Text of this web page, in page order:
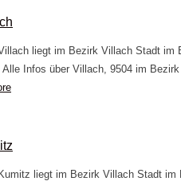
liegt im Bezirk Villach Stadt im
Alle Infos über Villach, 9504 im
liegt im Bezirk Villach Stadt im